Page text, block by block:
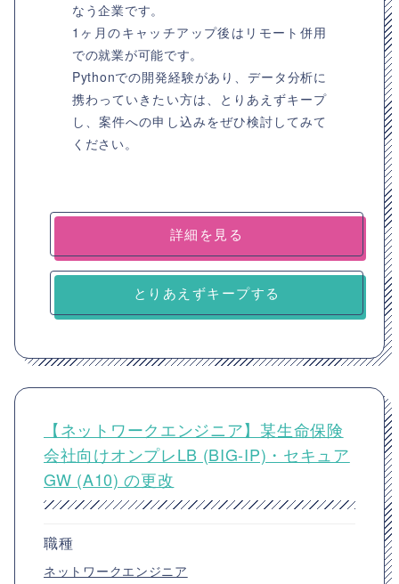
なう企業です。
1ヶ月のキャッチアップ後はリモート併用
での就業が可能です。
Pythonでの開発経験があり、データ分析に
携わっていきたい方は、とりあえずキープ
し、案件への申し込みをぜひ検討してみて
ください。
詳細を見る
とりあえずキープする
【ネットワークエンジニア】某生命保険
会社向けオンプレLB (BIG-IP)・セキュア
GW (A10) の更改
職種
ネットワークエンジニア